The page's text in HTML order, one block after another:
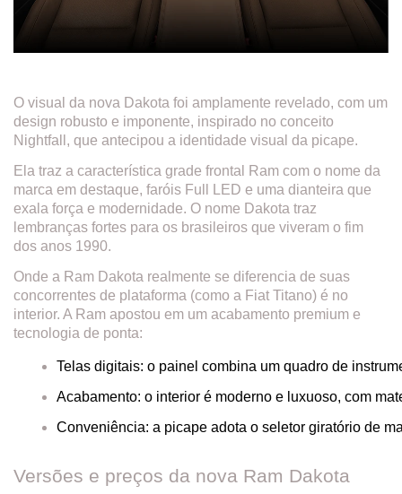
O visual da nova Dakota foi amplamente revelado, com um
design robusto e imponente, inspirado no conceito
Nightfall, que antecipou a identidade visual da picape.
Ela traz a característica grade frontal Ram com o nome da
marca em destaque, faróis Full LED e uma dianteira que
exala força e modernidade. O nome Dakota traz
lembranças fortes para os brasileiros que viveram o fim
dos anos 1990.
Onde a Ram Dakota realmente se diferencia de suas
concorrentes de plataforma (como a Fiat Titano) é no
interior. A Ram apostou em um acabamento premium e
tecnologia de ponta:
Telas digitais: o painel combina um quadro de
Acabamento: o interior é moderno e luxuoso, com
Conveniência: a picape adota o seletor giratório de
Versões e preços da nova Ram Dakota